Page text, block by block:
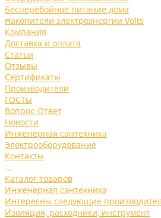
Бесперебойное питание дома
Накопители электроэнергии Volts
Компания
Доставка и оплата
Статьи
Отзывы
Сертификаты
Производители
ГОСТы
Вопрос-Ответ
Новости
Инженерная сантехника
Электрооборудование
Контакты
...
Каталог товаров
Инженерная сантехника
Интересны следующие
Изоляция, расходники, инструмент